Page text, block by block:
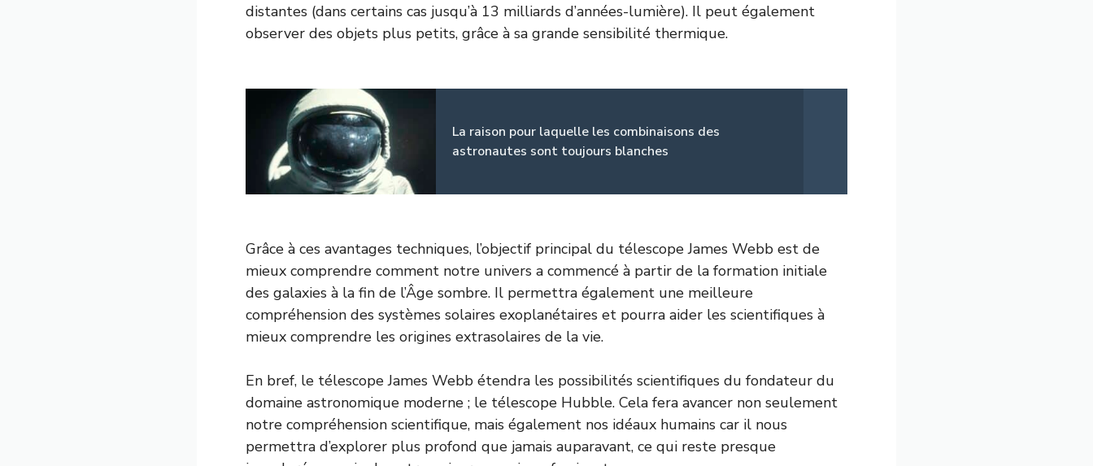
distantes (dans certains cas jusqu’à 13 milliards d’années-lumière). Il peut également
observer des objets plus petits, grâce à sa grande sensibilité thermique.
La raison pour laquelle les combinaisons des
astronautes sont toujours blanches
Grâce à ces avantages techniques, l’objectif principal du télescope James Webb est de
mieux comprendre comment notre univers a commencé à partir de la formation initiale
des galaxies à la fin de l’Âge sombre. Il permettra également une meilleure
compréhension des systèmes solaires exoplanétaires et pourra aider les scientifiques à
mieux comprendre les origines extrasolaires de la vie.
En bref, le télescope James Webb étendra les possibilités scientifiques du fondateur du
domaine astronomique moderne ; le télescope Hubble. Cela fera avancer non seulement
notre compréhension scientifique, mais également nos idéaux humains car il nous
permettra d’explorer plus profond que jamais auparavant, ce qui reste presque